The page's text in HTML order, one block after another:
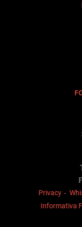
Privacy
Informativa